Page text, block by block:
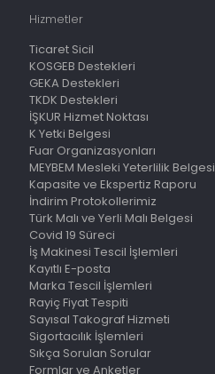
Hizmetler
Ticaret Sicil
KOSGEB Destekleri
GEKA Destekleri
TKDK Destekleri
İŞKUR Hizmet Noktası
K Yetki Belgesi
Fuar Organizasyonları
MEYBEM Mesleki Yeterlilik Belgesi
Kapasite ve Ekspertiz Raporu
İndirim Protokollerimiz
Türk Malı ve Yerli Malı Belgesi
Covid 19 Süreci
İş Makinesi Tescil İşlemleri
Kayıtlı E-posta
Marka Tescil İşlemleri
Rayiç Fiyat Tespiti
Sayısal Takograf Hizmeti
Sigortacılık İşlemleri
Sıkça Sorulan Sorular
Formlar ve Anketler